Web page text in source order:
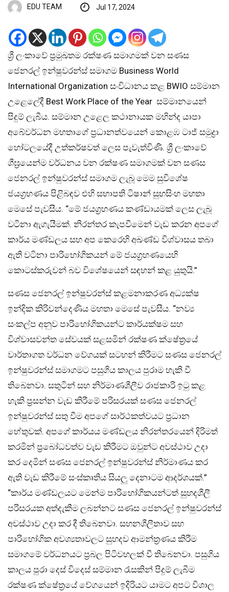
EDU TEAM Jul 17, 2024
ශ්‍රී ලංකාවේ ප්‍රමුඛතම රක්ෂණ සමාගමක් වන සණස
ජෙනරල් ඉන්ෂුවරන්ස් සමාගම Business World
International Organization සංවිධානය කළ BWIO සම්මාන
උළෙලේදී Best Work Place of the Year සම්මානයෙන්
පිදුම් ලැබීය. සම්මාන උළෙල කථානායක මහින්ද යාපා
අබේවර්ධන මහතාගේ ප්‍රධානත්වයෙන් කොළඹ ටාජ් සමුද්‍රා
හෝටලයේදී උත්කර්ෂවත් ලෙස පැවැත්විණි. ශ්‍රී ලංකාවේ
ශීඝ්‍රයෙන්ම වර්ධනය වන රක්ෂණ සමාගමක් වන සණස
ජෙනරල් ඉන්ෂුවරන්ස් සමාගම ලැබූ මෙම සුවිශේෂ
ජයග්‍රහණය පිළිබඳව එහි සභාපති ටිෂාන් සුභසිංහ මහතා
මෙසේ පැවසීය. “මේ ජයග්‍රහණය කණ්ඩායමක් ලෙස ලැබූ
වටිනා ඇගැයීමක්. නිරන්තර කැපවීමෙන් වැඩ කරන අපගේ
කාර්ය මණ්ඩලය සහ අප කෙරෙහි අඛණ්ඩ විශ්වාසය තබා
ඇති වටිනා පාරිභෝගිකයන් මේ ජයග්‍රහණයෙහි
කොටස්කරුවන් බව විශේෂයෙන් සඳහන් කළ යුතුයි.”
සණස ජෙනරල් ඉන්ෂුවරන්ස් කළමනාකරණ අධ්‍යක්ෂ
ඉන්දික කිරිවන්දෙණිය මහතා මෙසේ පැවසීය. “නව්‍ය
සංකල්ප අනුව පාරිභෝගිකයන්ට කාර්යක්ෂම සහ
විශ්වාසවන්ත සේවයක් සළසමින් රක්ෂණ ක්ෂේත්‍රයේ
වාර්තාගත වර්ධන වේගයක් සටහන් කිරීමට සණස ජෙනරල්
ඉන්ෂුවරන්ස් සමාගමට පසුගිය කාලය පුරාම හැකි වී
තිබෙනවා. සතුටින් සහ නිර්මාණශීලීව රාජකාරි ඉටු කළ
හැකි ප්‍රසන්න වැඩ කිරීමේ පරිසරයක් සණස ජෙනරල්
ඉන්ෂුවරන්ස් සතු වීම අපගේ සාර්ථකත්වයට ප්‍රධාන
හේතුවක්. අපගේ කාර්යය මණ්ඩලය නිරන්තරයෙන් දිරිමත්
කරමින් ප්‍රබෝධවත්ව වැඩ කිරීමට ඔවුන්ට අවස්ථාව උදා
කර දෙමින් සණස ජෙනරල් ඉන්ෂුවරන්ස් නිර්මාණය කර
ඇති වැඩ කිරීමේ සංස්කෘතිය සියලු දෙනාටම ආදර්ශයක්.”
“කාර්ය මණ්ඩලයට මෙන්ම පාරිභෝගිකයන්ටත් සුහදශීලී
පරිසරයක අත්දැකීම ලබන්නට සණස ජෙනරල් ඉන්ෂුවරන්ස්
අවස්ථාව උදා කර දී තිබෙනවා. සහනශීලීතාව සහ
පාරිභෝගික අවශ්‍යතාවලට සුහදව ආමන්ත්‍රණය කිරීම
සමාගමේ වර්ධනයට ප්‍රබල පිටිවහලක් වී තිබෙනවා. පසුගිය
කාලය පුරා දෙස් විදෙස් සම්මාන රැසකින් පිදුම් ලැබීම
රක්ෂණ ක්ෂේත්‍රයේ වේගයෙන් ඉදිරියට යාමට අපට විශාල